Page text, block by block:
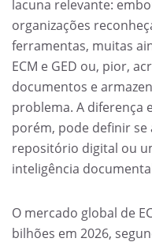
lacuna relevante:
organizações
ferramentas, muitas
ECM e GED ou, pior,
documentos e
problema. A diferença
porém, pode definir se
repositório digital ou
inteligência
O mercado global de
bilhões em 2026,